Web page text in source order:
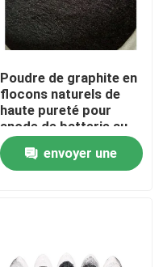
Poudre de graphite en
flocons naturels de
haute pureté pour
anode de batterie au
lithium-ion
envoyer une